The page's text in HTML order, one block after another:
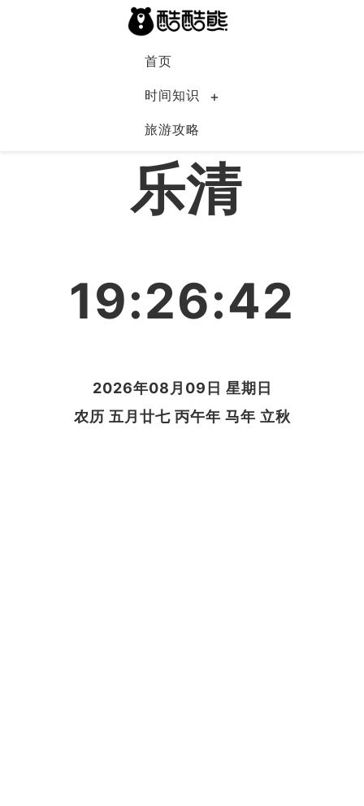
首页
时间知识
旅游攻略
中国
乐清
19:26:42
2026年08月09日 星期日
农历 五月廿七 丙午年 马年 立秋